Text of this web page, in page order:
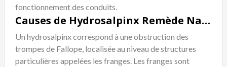
fonctionnement des conduits.
Causes de Hydrosalpinx Remède Naturel
Un hydrosalpinx correspond à une obstruction des
trompes de Fallope, localisée au niveau de structures
particulières appelées les franges. Les franges sont